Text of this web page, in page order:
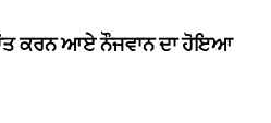
ਕਰਨ ਆਏ ਨੌਜਵਾਨ ਦਾ ਹੋਇਆ